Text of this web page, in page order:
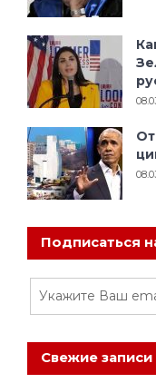
Подписаться
Свежие записи